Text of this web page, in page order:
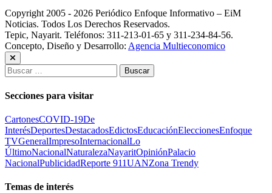
Copyright 2005 - 2026 Periódico Enfoque Informativo – EiM
Noticias. Todos Los Derechos Reservados.
Tepic, Nayarit. Teléfonos: 311-213-01-65 y 311-234-84-56.
Concepto, Diseño y Desarrollo: Agencia Multieconomico
Buscar:
Secciones para visitar
CartonesCOVID-19De
InterésDeportesDestacadosEdictosEducaciónEleccionesEnfoque
TVGeneralImpresoInternacionalLo
ÚltimoNacionalNaturalezaNayaritOpiniónPalacio
NacionalPublicidadReporte 911UANZona Trendy
Temas de interés